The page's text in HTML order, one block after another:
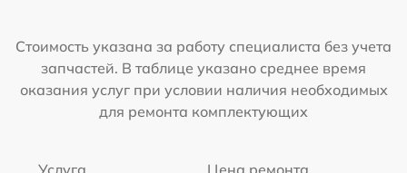
Стоимость указана за работу специалиста без учета
запчастей. В таблице указано среднее время
оказания услуг при условии наличия необходимых
для ремонта комплектующих